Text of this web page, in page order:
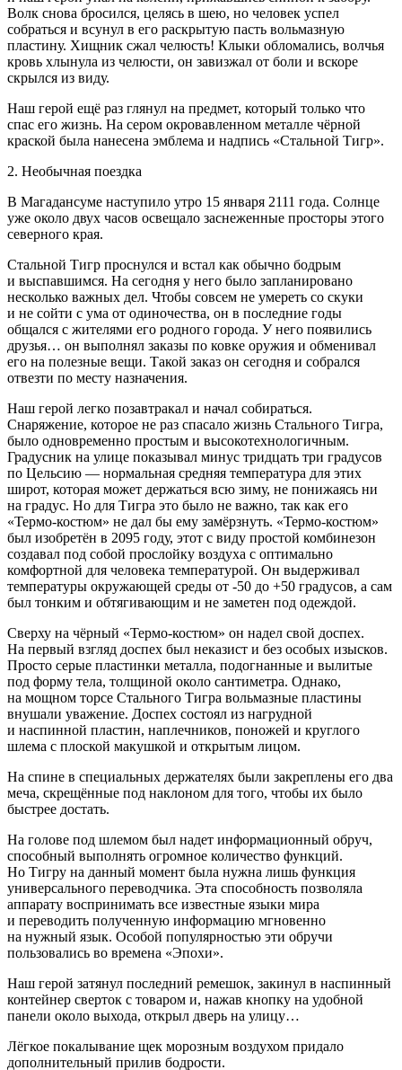
Волк снова бросился, целясь в шею, но человек успел
собраться и всунул в его раскрытую пасть вольмазную
пластину. Хищник сжал челюсть! Клыки обломались, волчья
кровь хлынула из челюсти, он завизжал от боли и вскоре
скрылся из виду.
Наш герой ещё раз глянул на предмет, который только что
спас его жизнь. На сером окровавленном металле чёрной
краской была нанесена эмблема и надпись «Стальной Тигр».
2. Необычная поездка
В Магадансуме наступило утро 15 января 2111 года. Солнце
уже около двух часов освещало заснеженные просторы этого
северного края.
Стальной Тигр проснулся и встал как обычно бодрым
и выспавшимся. На сегодня у него было запланировано
несколько важных дел. Чтобы совсем не умереть со скуки
и не сойти с ума от одиночества, он в последние годы
общался с жителями его родного города. У него появились
друзья… он выполнял заказы по ковке оружия и обменивал
его на полезные вещи. Такой заказ он сегодня и собрался
отвезти по месту назначения.
Наш герой легко позавтракал и начал собираться.
Снаряжение, которое не раз спасало жизнь Стального Тигра,
было одновременно простым и высокотехнологичным.
Градусник на улице показывал минус тридцать три градусов
по Цельсию — нормальная средняя температура для этих
широт, которая может держаться всю зиму, не понижаясь ни
на градус. Но для Тигра это было не важно, так как его
«Термо-костюм» не дал бы ему замёрзнуть. «Термо-костюм»
был изобретён в 2095 году, этот с виду простой комбинезон
создавал под собой прослойку воздуха с оптимально
комфортной для человека температурой. Он выдерживал
температуры окружающей среды от -50 до +50 градусов, а сам
был тонким и обтягивающим и не заметен под одеждой.
Сверху на чёрный «Термо-костюм» он надел свой доспех.
На первый взгляд доспех был неказист и без особых изысков.
Просто серые пластинки металла, подогнанные и вылитые
под форму тела, толщиной около сантиметра. Однако,
на мощном торсе Стального Тигра вольмазные пластины
внушали уважение. Доспех состоял из нагрудной
и наспинной пластин, наплечников, поножей и круглого
шлема с плоской макушкой и открытым лицом.
На спине в специальных держателях были закреплены его два
меча, скрещённые под наклоном для того, чтобы их было
быстрее достать.
На голове под шлемом был надет информационный обруч,
способный выполнять огромное количество функций.
Но Тигру на данный момент была нужна лишь функция
универсального переводчика. Эта способность позволяла
аппарату воспринимать все известные языки мира
и переводить полученную информацию мгновенно
на нужный язык. Особой популярностью эти обручи
пользовались во времена «Эпохи».
Наш герой затянул последний ремешок, закинул в наспинный
контейнер сверток с товаром и, нажав кнопку на удобной
панели около выхода, открыл дверь на улицу…
Лёгкое покалывание щек морозным воздухом придало
дополнительный прилив бодрости.